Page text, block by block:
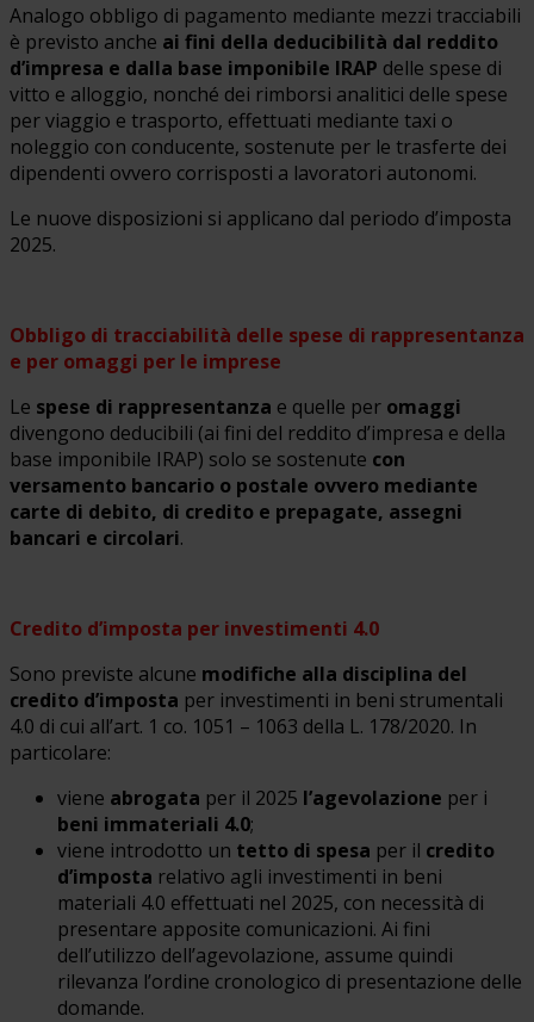
Analogo obbligo di pagamento mediante mezzi tracciabili
è previsto anche ai fini della deducibilità dal reddito
d’impresa e dalla base imponibile IRAP delle spese di
vitto e alloggio, nonché dei rimborsi analitici delle spese
per viaggio e trasporto, effettuati mediante taxi o
noleggio con conducente, sostenute per le trasferte dei
dipendenti ovvero corrisposti a lavoratori autonomi.
Le nuove disposizioni si applicano dal periodo d’imposta
2025.
Obbligo di tracciabilità delle spese di rappresentanza
e per omaggi per le imprese
Le spese di rappresentanza e quelle per omaggi
divengono deducibili (ai fini del reddito d’impresa e della
base imponibile IRAP) solo se sostenute con
versamento bancario o postale ovvero mediante
carte di debito, di credito e prepagate, assegni
bancari e circolari.
Credito d’imposta per investimenti 4.0
Sono previste alcune modifiche alla disciplina del
credito d’imposta per investimenti in beni strumentali
4.0 di cui all’art. 1 co. 1051 – 1063 della L. 178/2020. In
particolare:
viene abrogata per il 2025 l’agevolazione per i
beni immateriali 4.0;
viene introdotto un tetto di spesa per il credito
d’imposta relativo agli investimenti in beni
materiali 4.0 effettuati nel 2025, con necessità di
presentare apposite comunicazioni. Ai fini
dell’utilizzo dell’agevolazione, assume quindi
rilevanza l’ordine cronologico di presentazione delle
domande.